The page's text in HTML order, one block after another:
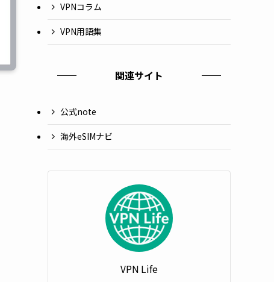
VPNコラム
VPN用語集
関連サイト
公式note
海外eSIMナビ
VPN Life